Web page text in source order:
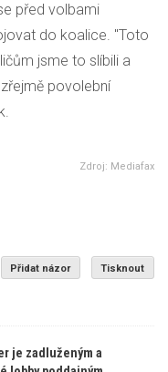
před volbami
do koalice. "Toto
jsme to slíbili a
povolební
Zdroj: Mediafax
Přidat názor Tisknout
je zadluženým a